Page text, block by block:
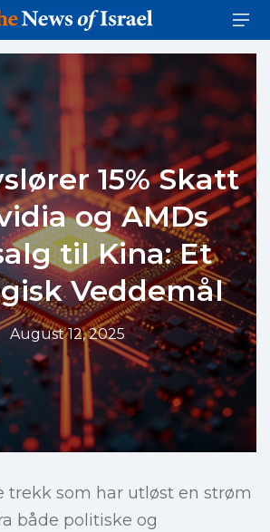
15% Skatt
og AMDs
til Kina: Et
Veddemål
August 12, 2025
trekk som har utløst en strøm
både politiske og